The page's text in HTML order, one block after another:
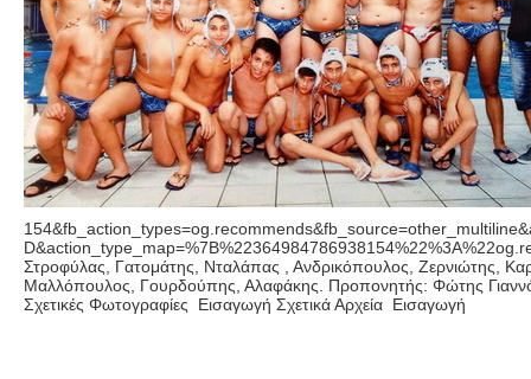
Στροφύλας, Γατομάτης, Νταλάπας , Ανδρικόπουλος, Ζερνιώτης,
Μαλλόπουλος, Γουρδούπης, Αλαφάκης. Προπονητής: Φώτης
Σχετικές Φωτογραφίες Εισαγωγή Σχετικά Αρχεία Εισαγωγή